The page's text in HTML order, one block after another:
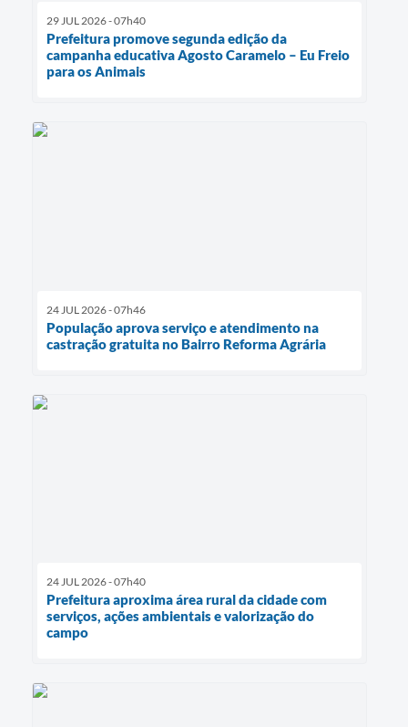
29 JUL 2026 - 07h40
Prefeitura promove segunda edição da
campanha educativa Agosto Caramelo – Eu Freio
para os Animais
24 JUL 2026 - 07h46
População aprova serviço e atendimento na
castração gratuita no Bairro Reforma Agrária
24 JUL 2026 - 07h40
Prefeitura aproxima área rural da cidade com
serviços, ações ambientais e valorização do
campo